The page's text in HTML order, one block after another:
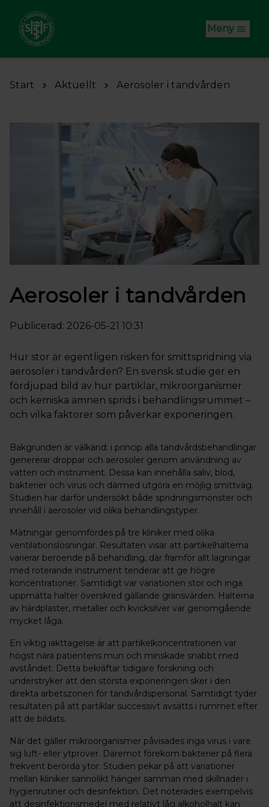
Meny
Start Aktuellt Aerosoler i tandvården
Aerosoler i tandvården
Publicerad: 2026-05-21 10:31
Hur stor är egentligen risken för smittspridning via
aerosoler i tandvården? En svensk studie ger en
fördjupad bild av hur partiklar, mikroorganismer
och kemiska ämnen sprids i behandlingsrummet –
och vilka faktorer som påverkar exponeringen.
Bakgrunden är välkänd: i princip alla tandvårdsbehandlingar
genererar droppar och aerosoler genom användning av
vatten och instrument. Dessa kan innehålla saliv, blod,
bakterier och virus och därmed utgöra en möjlig smittväg.
Studien har därför undersökt både spridningsmönster och
innehåll i aerosoler vid olika behandlingstyper.
Mätningar genomfördes på tre kliniker med olika
ventilationslösningar. Resultaten visar att partikelhalterna
varierar beroende på behandling, där framför allt lagningar
med roterande instrument tenderar att ge högre
koncentrationer. Samtidigt var variationen stor och inga
uppmätta halter överskred gällande gränsvärden. Halterna
av härdplaster, metaller och kvicksilver var genomgående
mycket låga.
En viktig iakttagelse är att partikelkoncentrationen var
högst nära patientens mun och minskade snabbt med
avståndet. Detta bekräftar tidigare forskning och
understryker att den största exponeringen sker i den
direkta arbetszonen för tandvårdspersonal. Samtidigt tyder
resultaten på att partiklar successivt avsätts i rummet efter
att de bildats.
När det gäller mikroorganismer påvisades inga virus i vare
sig luft- eller ytprover. Däremot förekom bakterier på flera
frekvent berörda ytor. Studien pekar på att variationer
mellan kliniker sannolikt hänger samman med skillnader i
hygienrutiner och desinfektion. Det noterades exempelvis
att desinfektionsmedel med relativt låg alkoholhalt kan